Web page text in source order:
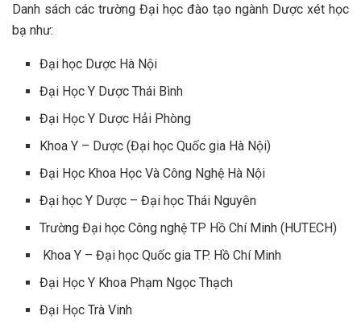
Danh sách các trường Đại học đào tạo ngành Dược xét học
bạ như:
Đại học Dược Hà Nội
Đại Học Y Dược Thái Bình
Đại Học Y Dược Hải Phòng
Khoa Y – Dược (Đại học Quốc gia Hà Nội)
Đại Học Khoa Học Và Công Nghệ Hà Nội
Đại học Y Dược – Đại học Thái Nguyên
Trường Đại học Công nghệ TP Hồ Chí Minh (HUTECH)
Khoa Y – Đại học Quốc gia TP. Hồ Chí Minh
Đại Học Y Khoa Phạm Ngọc Thạch
Đại Học Trà Vinh